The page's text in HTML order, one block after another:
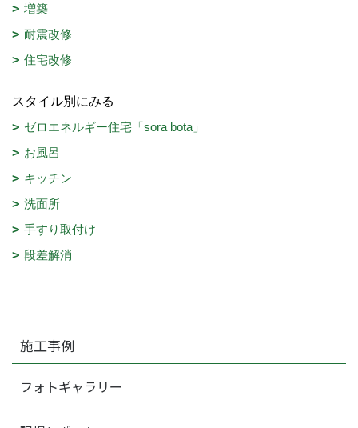
増築
耐震改修
住宅改修
スタイル別にみる
ゼロエネルギー住宅「sora bota」
お風呂
キッチン
洗面所
手すり取付け
段差解消
施工事例
フォトギャラリー